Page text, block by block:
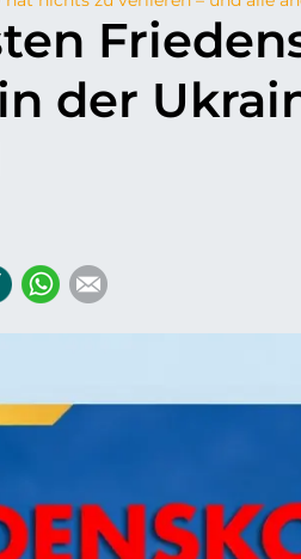
der
Xing WhatsApp